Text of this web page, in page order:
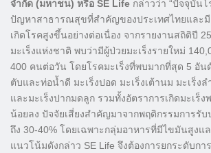
จำกัด (มหาชน) หรือ SE Life กล่าวว่า “ปัจจุบันโ
ปัญหาสาธารณสุขที่สำคัญของประเทศไทยและ
เกิดโรคสูงขึ้นอย่างต่อเนื่อง จากรายงานสถิติปี
มะเร็งแห่งชาติ พบว่ามีผู้ป่วยมะเร็งรายใหม่
400 คนต่อวัน โดยโรคมะเร็งที่พบมากที่สุด 5 อัน
ตับและท่อน้ำดี มะเร็งปอด มะเร็งเต้านม มะเร็ง
และมะเร็งปากมดลูก รวมทั้งอัตราการเกิดมะเร็
น้อยลง ปัจจัยเสี่ยงสำคัญมาจากพฤติกรรมการรั
ถึง 30-40% โดยเฉพาะกลุ่มอาหารที่มีไขมันสูงแ
แนวโน้มดังกล่าว SE Life จึงต้องการยกระดับกา